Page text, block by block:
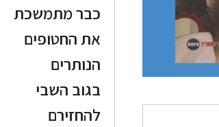
כבר מתמשכת
את החטופים
הנותרים
בגוב השבי
להחזירם